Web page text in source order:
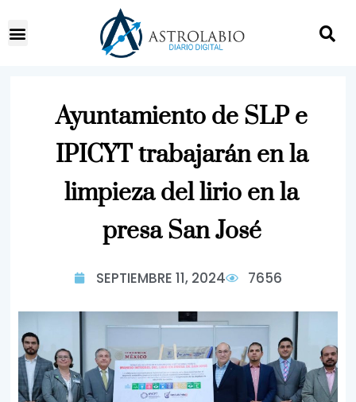
Ayuntamiento de SLP e
IPICYT trabajarán en la
limpieza del lirio en la
presa San José
SEPTIEMBRE 11, 2024 7656